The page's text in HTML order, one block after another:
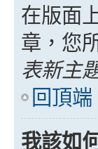
在版面
章，您
表新主
回頂端
我該如